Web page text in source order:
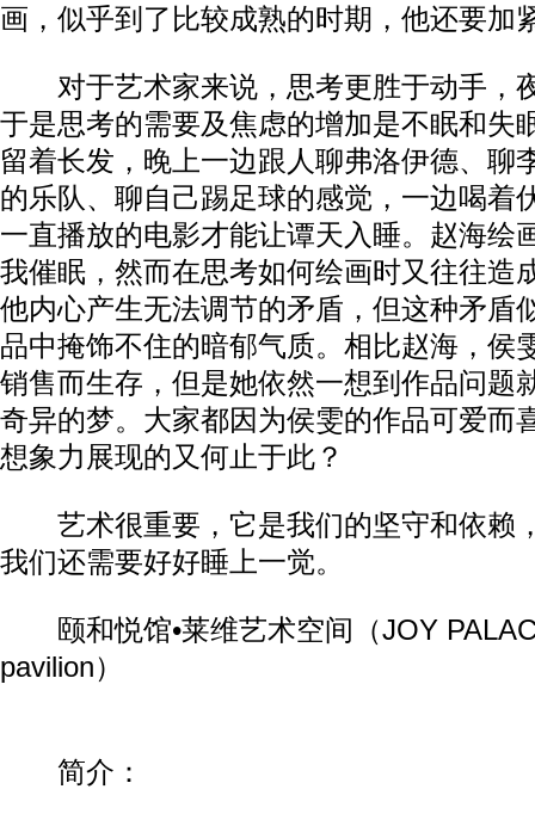
画，似乎到了比较成熟的时期，他还要加
对于艺术家来说，思考更胜于动手，
于是思考的需要及焦虑的增加是不眠和失
留着长发，晚上一边跟人聊弗洛伊德、聊
的乐队、聊自己踢足球的感觉，一边喝着
一直播放的电影才能让谭天入睡。赵海绘
我催眠，然而在思考如何绘画时又往往造
他内心产生无法调节的矛盾，但这种矛盾
品中掩饰不住的暗郁气质。相比赵海，侯
销售而生存，但是她依然一想到作品问题
奇异的梦。大家都因为侯雯的作品可爱而
想象力展现的又何止于此？
艺术很重要，它是我们的坚守和依赖
我们还需要好好睡上一觉。
颐和悦馆•莱维艺术空间（JOY
pavilion）
简介：